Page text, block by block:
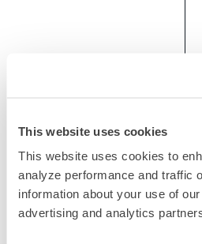
This website uses cookies
This website uses cookies to
analyze performance and traffic
information about your use of
advertising and analytics